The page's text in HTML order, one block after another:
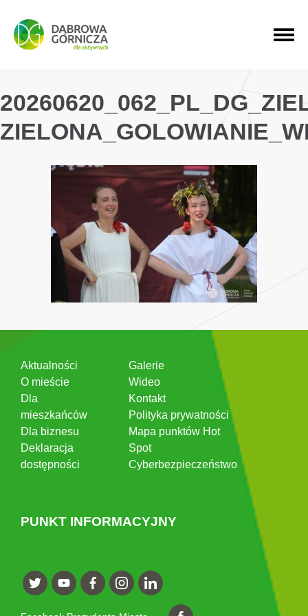
PRZEJDŹ DO MENU GŁÓWNEGO
PRZEJDŹ DO WYSZUKIWARKI
PRZEJDŹ DO TREŚCI
Aktualności
O mieście
Dla
mieszkańców
Dla biznesu
Deklaracja
dostępności
Galerie
Wideo
Kontakt
Polityka prywatności
Mapa punktów Hot
Spot
Cyberbezpieczeństwo
PUNKT INFORMACYJNY